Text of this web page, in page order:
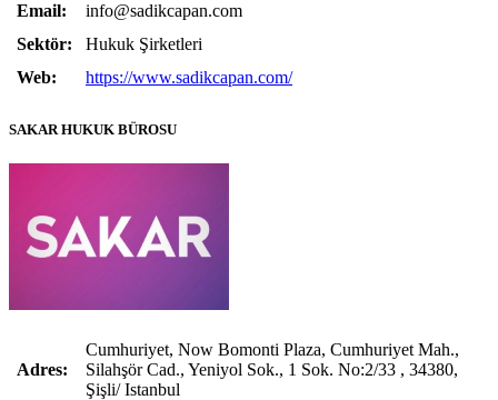
Email:
info@sadikcapan.com
Sektör:
Hukuk Şirketleri
Web:
https://www.sadikcapan.com/
SAKAR HUKUK BÜROSU
Adres:
Cumhuriyet, Now Bomonti Plaza, Cumhuriyet Mah.,
Silahşör Cad., Yeniyol Sok., 1 Sok. No:2/33 , 34380,
Şişli/ Istanbul